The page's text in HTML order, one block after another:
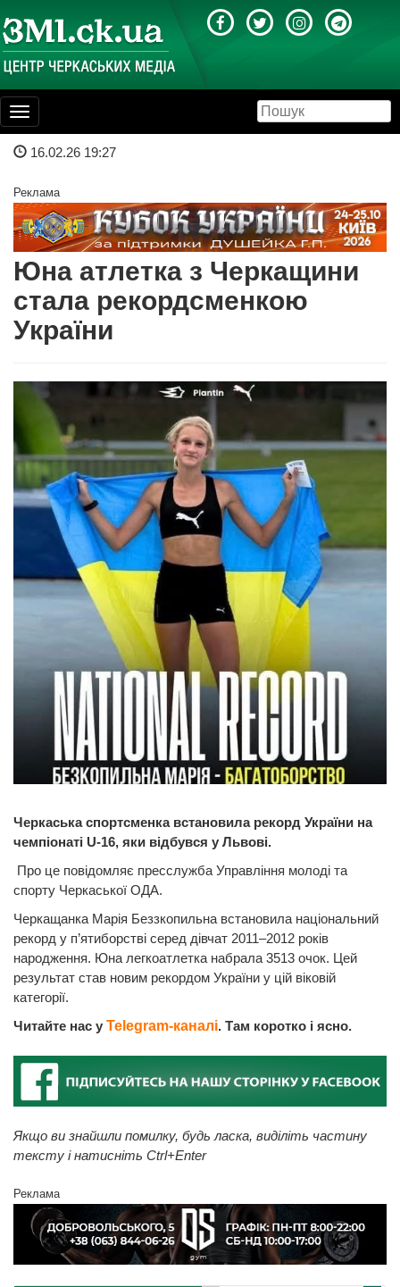
Toggle
navigation
16.02.26 19:27
Реклама
Юна атлетка з Черкащини
стала рекордсменкою
України
Черкаська спортсменка встановила рекорд України на
чемпіонаті U-16, яки відбувся у Львові.
Про це повідомляє пресслужба Управління молоді та
спорту Черкаської ОДА.
Черкащанка Марія Беззкопильна встановила національний
рекорд у п’ятиборстві серед дівчат 2011–2012 років
народження. Юна легкоатлетка набрала 3513 очок. Цей
результат став новим рекордом України у цій віковій
категорії.
Читайте нас у Telegram-каналі. Там коротко і ясно.
Якщо ви знайшли помилку, будь ласка, виділіть частину
тексту і натисніть Ctrl+Enter
Реклама